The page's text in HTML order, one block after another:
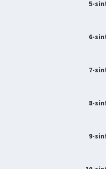
5-
6-
7-
8-
9-